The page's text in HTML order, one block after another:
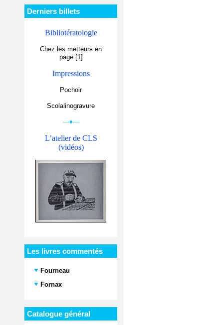
Derniers billets
Bibliotératologie
Chez les metteurs en
page [1]
Impressions
Pochoir
Scolalinogravure
—♦—
L’atelier de CLS
(vidéos)
Les livres commentés
Fourneau
Fornax
Catalogue général